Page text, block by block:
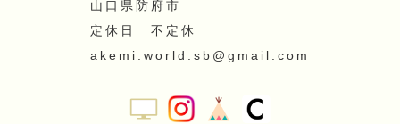
山口県防府市
定休日 不定休
akemi.world.sb@gmail.com